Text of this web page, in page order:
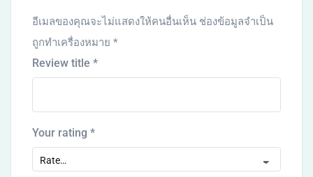
อีเมลของคุณจะไม่แสดงให้คนอื่นเห็น ช่องข้อมูลจำเป็น
ถูกทำเครื่องหมาย *
Review title *
Your rating *